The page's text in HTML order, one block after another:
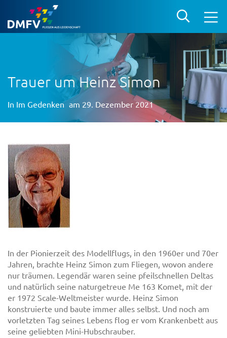
Trauer um Heinz Simon
In Im Gedenken am 29. Dezember 2021
In der Pionierzeit des Modellflugs, in den 1960er und 70er
Jahren, brachte Heinz Simon zum Fliegen, wovon andere
nur träumen. Legendär waren seine pfeilschnellen Deltas
und natürlich seine naturgetreue Me 163 Komet, mit der
er 1972 Scale-Weltmeister wurde. Heinz Simon
konstruierte und baute immer alles selbst. Und noch am
vorletzten Tag seines Lebens flog er vom Krankenbett aus
seine geliebten Mini-Hubschrauber.